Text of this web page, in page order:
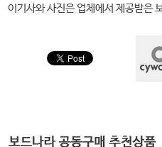
이기사와 사진은 업체에서 제공받은